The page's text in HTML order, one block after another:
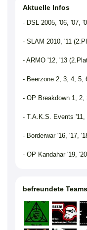
Aktuelle Infos
- DSL 2005, '06, '07,
- SLAM 2010, '11
- ARMO '12, '13
- Beerzone 2, 3, 4, 5,
- OP Breakdown 1, 2,
- T.A.K.S. Events '11,
- Borderwar '16, '17,
- OP Kandahar '19, '20
befreundete Teams